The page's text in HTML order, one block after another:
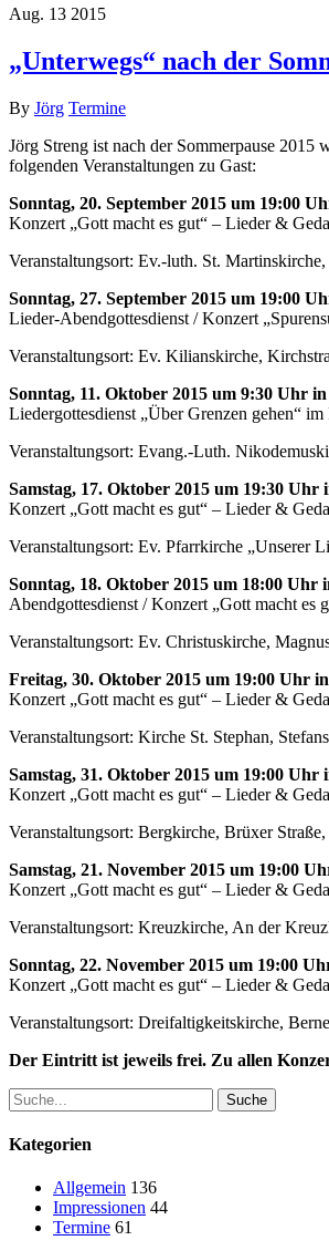
Aug. 13 2015
„Unterwegs“ nach der
By Jörg Termine
Jörg Streng ist nach der Sommerpause 2015
folgenden Veranstaltungen zu Gast:
Sonntag, 20. September 2015 um 19:00
Konzert „Gott macht es gut“ – Lieder &
Veranstaltungsort: Ev.-luth. St.
Sonntag, 27. September 2015 um 19:00
Lieder-Abendgottesdienst / Konzert
Veranstaltungsort: Ev. Kilianskirche,
Sonntag, 11. Oktober 2015 um 9:30 Uhr
Liedergottesdienst „Über Grenzen gehen“
Veranstaltungsort: Evang.-Luth.
Samstag, 17. Oktober 2015 um 19:30 Uhr
Konzert „Gott macht es gut“ – Lieder &
Veranstaltungsort: Ev. Pfarrkirche „Unserer
Sonntag, 18. Oktober 2015 um 18:00 Uhr
Abendgottesdienst / Konzert „Gott macht es
Veranstaltungsort: Ev. Christuskirche,
Freitag, 30. Oktober 2015 um 19:00 Uhr
Konzert „Gott macht es gut“ – Lieder &
Veranstaltungsort: Kirche St. Stephan,
Samstag, 31. Oktober 2015 um 19:00 Uhr
Konzert „Gott macht es gut“ – Lieder &
Veranstaltungsort: Bergkirche, Brüxer
Samstag, 21. November 2015 um 19:00
Konzert „Gott macht es gut“ – Lieder &
Veranstaltungsort: Kreuzkirche, An der
Sonntag, 22. November 2015 um 19:00
Konzert „Gott macht es gut“ – Lieder &
Veranstaltungsort: Dreifaltigkeitskirche,
Der Eintritt ist jeweils frei. Zu allen
Suche
Kategorien
Allgemein 136
Impressionen 44
Termine 61